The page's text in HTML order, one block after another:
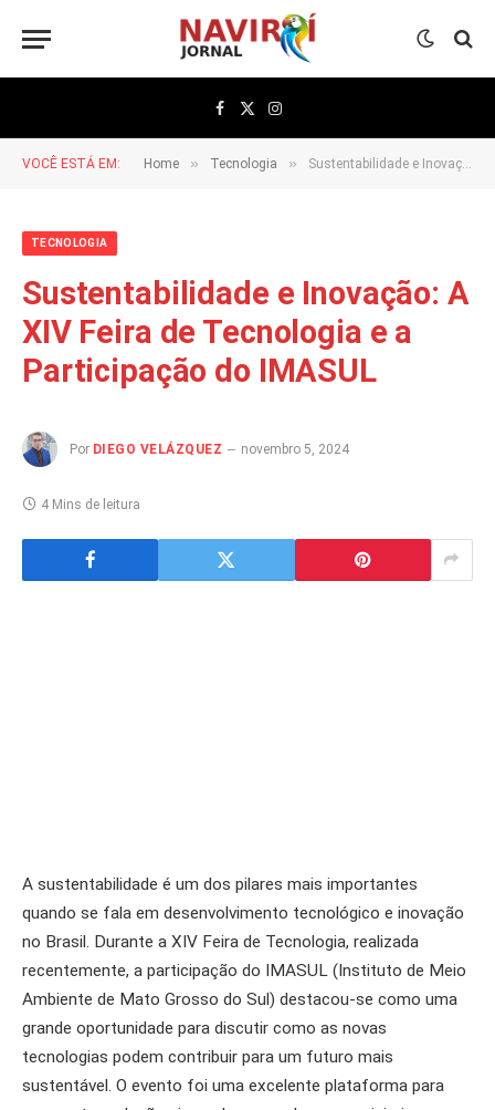
Facebook
X
(Twitter)
Instagram
VOCÊ ESTÁ EM: Home » Tecnologia » Sustentabilidade e Inovação: A XIV Feira de Tecnologia e a Participação do IMASUL
TECNOLOGIA
Sustentabilidade e Inovação: A
XIV Feira de Tecnologia e a
Participação do IMASUL
Por DIEGO VELÁZQUEZ novembro 5, 2024
4 Mins de leitura
A sustentabilidade é um dos pilares mais importantes
quando se fala em desenvolvimento tecnológico e inovação
no Brasil. Durante a XIV Feira de Tecnologia, realizada
recentemente, a participação do IMASUL (Instituto de Meio
Ambiente de Mato Grosso do Sul) destacou-se como uma
grande oportunidade para discutir como as novas
tecnologias podem contribuir para um futuro mais
sustentável. O evento foi uma excelente plataforma para